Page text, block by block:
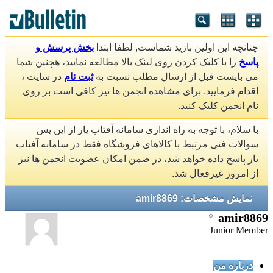
چنانچه این اولین بازید شماست, لطفا ابتدا بخش پرسش و
پاسخ را با کلیک کردن روی لینک بالا مطالعه نمایید، هچنین شما
می بایست قبل از ارسال مطلب نسبت بهثبت نام در سایت ،
اقدام فرمایید. برای مشاهده انجمن ها نیز کافی است بر روی
نام انجمن کلیک کنید.
با سلام، با توجه به راه اندازی سامانه آفتاب یار از این پس
سوالات فنی مرتبط با کالاهای فروشگاه فقط در سامانه آفتاب
یار پاسخ داده خواهد شد، در ضمن امکان عضویت انجمن ها نیز
از امروز غیرفعال شد.
نمایش مشخصات: amir8869
amir8869
Junior Member
درباره من